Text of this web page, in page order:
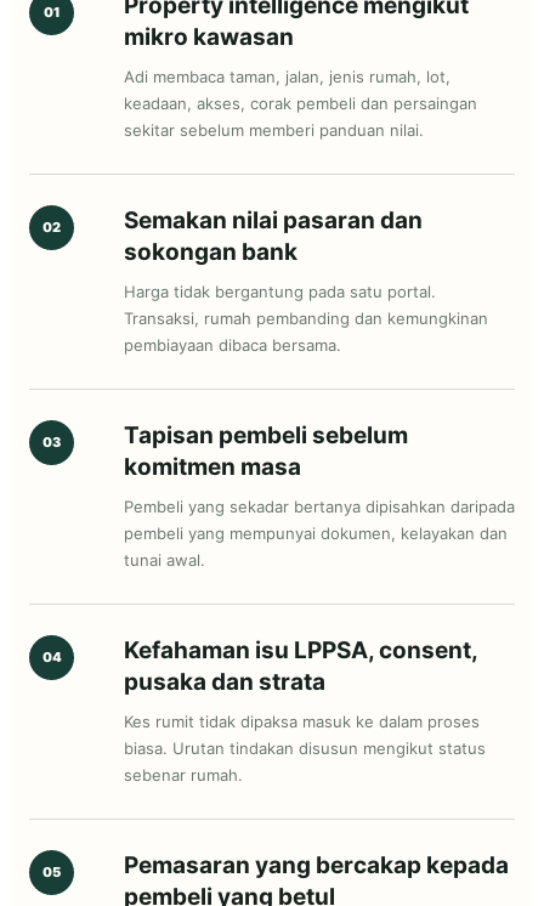
01
Property intelligence mengikut
mikro kawasan
Adi membaca taman, jalan, jenis rumah, lot,
keadaan, akses, corak pembeli dan persaingan
sekitar sebelum memberi panduan nilai.
02
Semakan nilai pasaran dan
sokongan bank
Harga tidak bergantung pada satu portal.
Transaksi, rumah pembanding dan kemungkinan
pembiayaan dibaca bersama.
03
Tapisan pembeli sebelum
komitmen masa
Pembeli yang sekadar bertanya dipisahkan daripada
pembeli yang mempunyai dokumen, kelayakan dan
tunai awal.
04
Kefahaman isu LPPSA, consent,
pusaka dan strata
Kes rumit tidak dipaksa masuk ke dalam proses
biasa. Urutan tindakan disusun mengikut status
sebenar rumah.
05
Pemasaran yang bercakap kepada
pembeli yang betul